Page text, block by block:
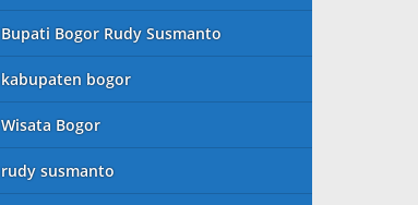
Bupati Bogor Rudy Susmanto
kabupaten bogor
Wisata Bogor
rudy susmanto